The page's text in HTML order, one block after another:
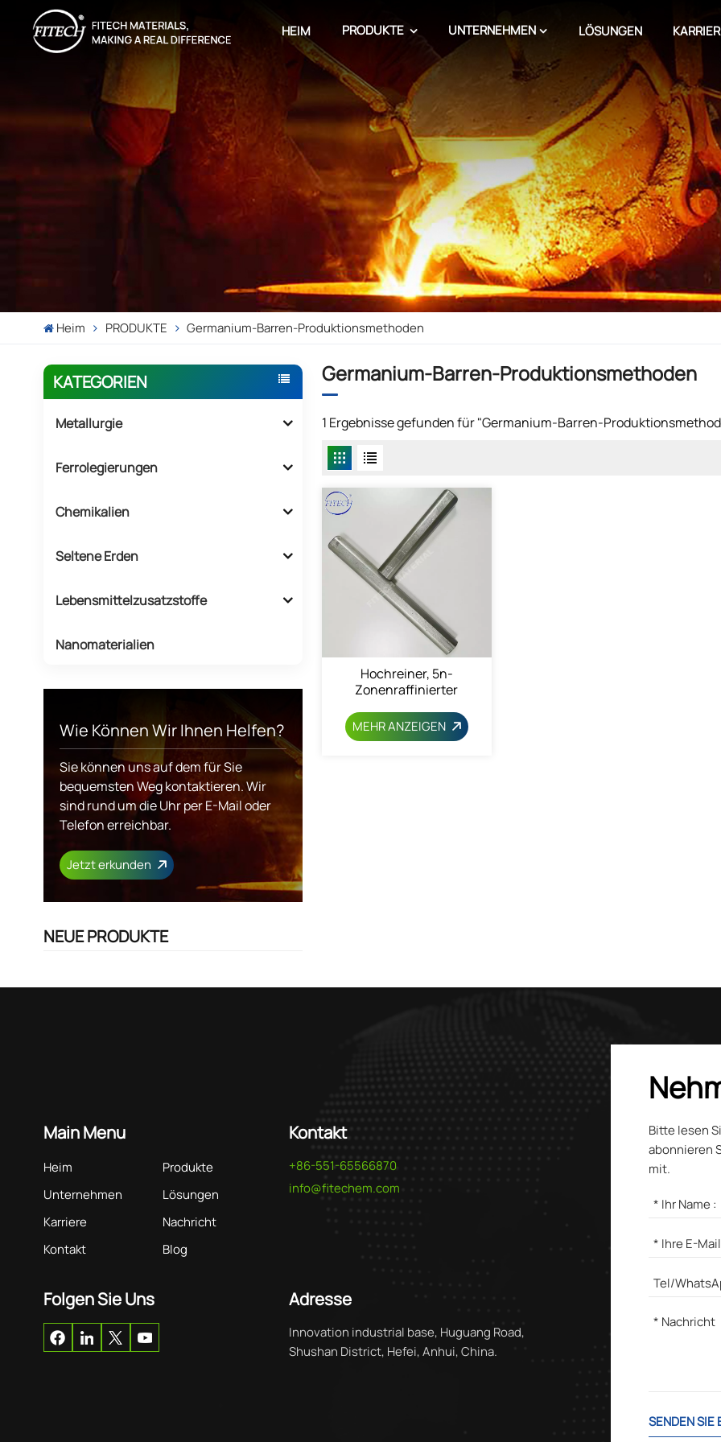
HEIM PRODUKTE UNTERNEHMEN LÖSUNGEN
Heim PRODUKTE Germanium-Barren-Produktionsmethoden
KATEGORIEN
Metallurgie
Ferrolegierungen
Chemikalien
Seltene Erden
Lebensmittelzusatzstoffe
Nanomaterialien
Wie Können Wir Ihnen Helfen?
Sie können uns auf dem für Sie
bequemsten Weg kontaktieren. Wir
sind rund um die Uhr per E-Mail oder
Telefon erreichbar.
Jetzt erkunden
NEUE PRODUKTE
Germanium-Barren-Produktionsmethoden
1 Ergebnisse gefunden für "Germanium-Barren-
Hochreiner, 5n-
Zonenraffinierter
MEHR ANZEIGEN
Main Menu
Heim
Produkte
Unternehmen
Lösungen
Karriere
Nachricht
Kontakt
Blog
Kontakt
+86-551-65566870
info@fitechem.com
Folgen Sie Uns Adresse
Innovation industrial base, Huguang Road,
Shushan District, Hefei, Anhui, China.
Bitte lesen
abonnieren
mit.
SENDEN SIE